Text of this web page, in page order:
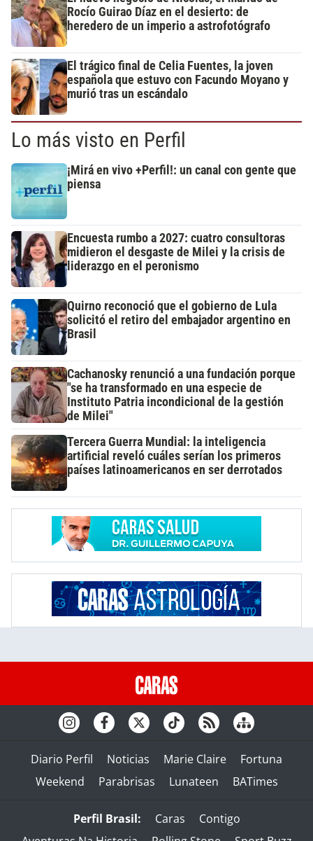
Rocío Guirao Díaz en el desierto: de
heredero de un imperio a astrofotógrafo
El trágico final de Celia Fuentes, la joven
española que estuvo con Facundo Moyano y
murió tras un escándalo
Lo más visto en Perfil
¡Mirá en vivo +Perfil!: un canal con gente que
piensa
Encuesta rumbo a 2027: cuatro consultoras
midieron el desgaste de Milei y la crisis de
liderazgo en el peronismo
Quirno reconoció que el gobierno de Lula
solicitó el retiro del embajador argentino en
Brasil
Cachanosky renunció a una fundación porque
"se ha transformado en una especie de
Instituto Patria incondicional de la gestión
de Milei"
Tercera Guerra Mundial: la inteligencia
artificial reveló cuáles serían los primeros
países latinoamericanos en ser derrotados
Diario Perfil Noticias Marie Claire
Fortuna
Weekend
Parabrisas Lunateen BATimes
Perfil Brasil: Caras
Contigo